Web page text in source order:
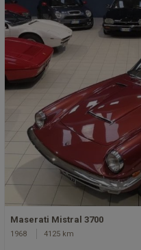
Maserati Mistral 3700
1968 4125 km